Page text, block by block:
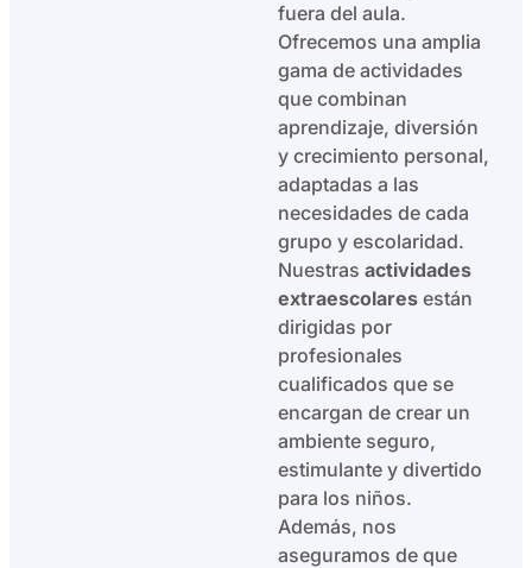
fuera del aula.
Ofrecemos una amplia
gama de actividades
que combinan
aprendizaje, diversión
y crecimiento personal,
adaptadas a las
necesidades de cada
grupo y escolaridad.
Nuestras actividades
extraescolares están
dirigidas por
profesionales
cualificados que se
encargan de crear un
ambiente seguro,
estimulante y divertido
para los niños.
Además, nos
aseguramos de que